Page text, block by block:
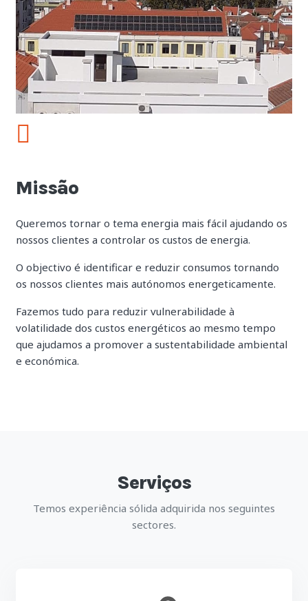
Missão
Queremos tornar o tema energia mais fácil ajudando os
nossos clientes a controlar os custos de energia.
O objectivo é identificar e reduzir consumos tornando
os nossos clientes mais autónomos energeticamente.
Fazemos tudo para reduzir vulnerabilidade à
volatilidade dos custos energéticos ao mesmo tempo
que ajudamos a promover a sustentabilidade ambiental
e económica.
Serviços
Temos experiência sólida adquirida nos seguintes
sectores.